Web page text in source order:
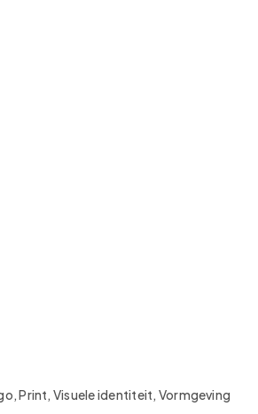
Print, Visuele identiteit, Vormgeving